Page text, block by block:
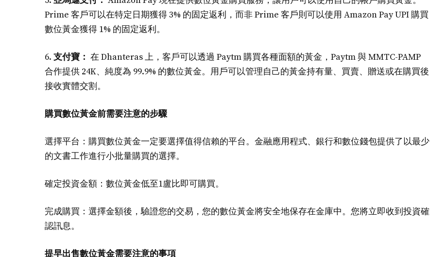
Prime 客戶可以在特定日期獲得 3% 的固定返利，而非 Prime 客戶則可以使用 Amazon Pay UPI 購買
數位黃金獲得 1% 的固定返利。
6. 支付寶： 在 Dhanteras 上，客戶可以透過 Paytm 購買各種面額的黃金，Paytm 與 MMTC-PAMP
合作提供 24K、純度為 99.9% 的數位黃金。用戶可以管理自己的黃金持有量、買賣、贈送或在購買後
接收實體交割。
購買數位黃金前需要注意的步驟
選擇平台：購買數位黃金一定要選擇值得信賴的平台。金融應用程式、銀行和數位錢包提供了以最少
的文書工作進行小批量購買的選擇。
確定投資金額：數位黃金低至1盧比即可購買。
完成購買：選擇金額後，驗證您的交易，您的數位黃金將安全地保存在金庫中。您將立即收到投資確
認訊息。
提早出售數位黃金需要注意的事項